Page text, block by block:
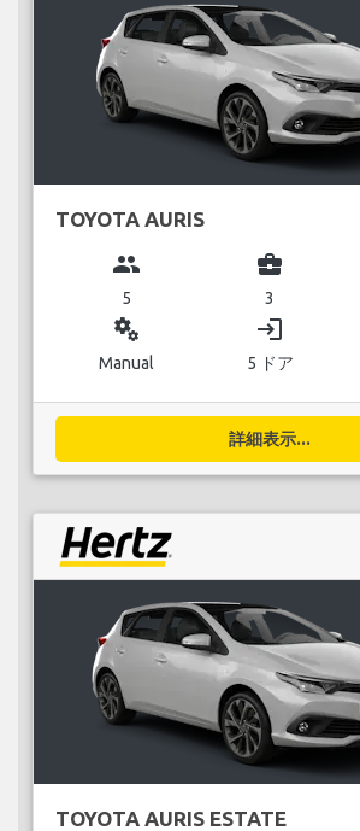
TOYOTA AURIS
group
5
business_center
3
miscellaneous_services
Manual
login
5 ドア
詳細表示...
TOYOTA AURIS ESTATE